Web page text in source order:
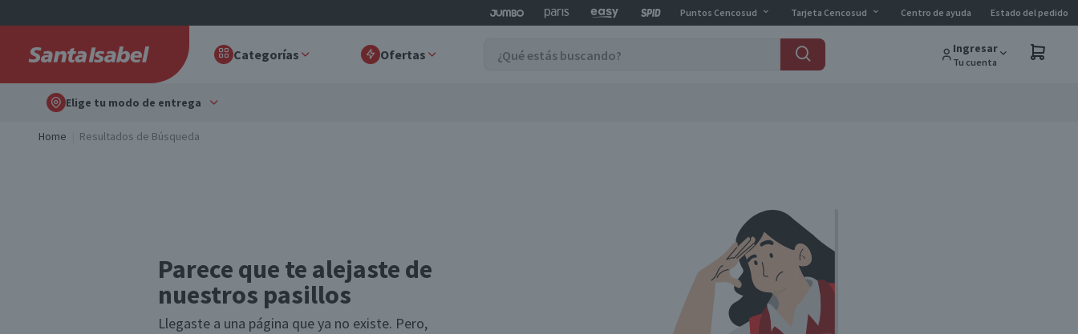
Puntos Cencosud Tarjeta Cencosud Centro de ayuda Estado del pedido
Categorías Ofertas Ingresar
Tu cuenta
Elige tu modo de entrega
Home Resultados de Búsqueda
Parece que te alejaste de
nuestros pasillos
Llegaste a una página que ya no existe. Pero,